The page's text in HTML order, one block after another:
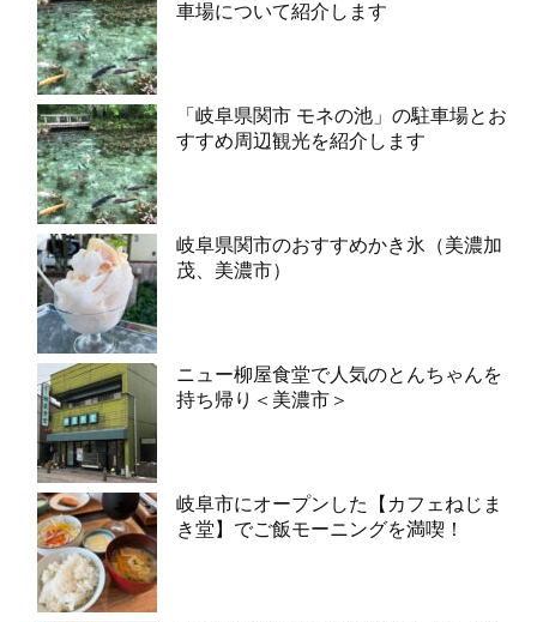
車場について紹介します
「岐阜県関市 モネの池」の駐車場とお
すすめ周辺観光を紹介します
岐阜県関市のおすすめかき氷（美濃加
茂、美濃市）
ニュー柳屋食堂で人気のとんちゃんを
持ち帰り＜美濃市＞
岐阜市にオープンした【カフェねじま
き堂】でご飯モーニングを満喫！